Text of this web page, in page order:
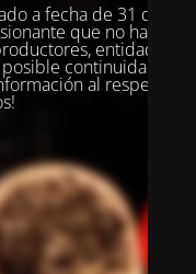
a fecha de 31 de
que no habría
entidades
continuidad, en
al respecto.